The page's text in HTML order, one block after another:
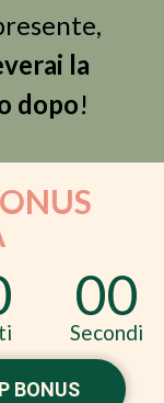
la
dopo!
00
Secondi
BONUS